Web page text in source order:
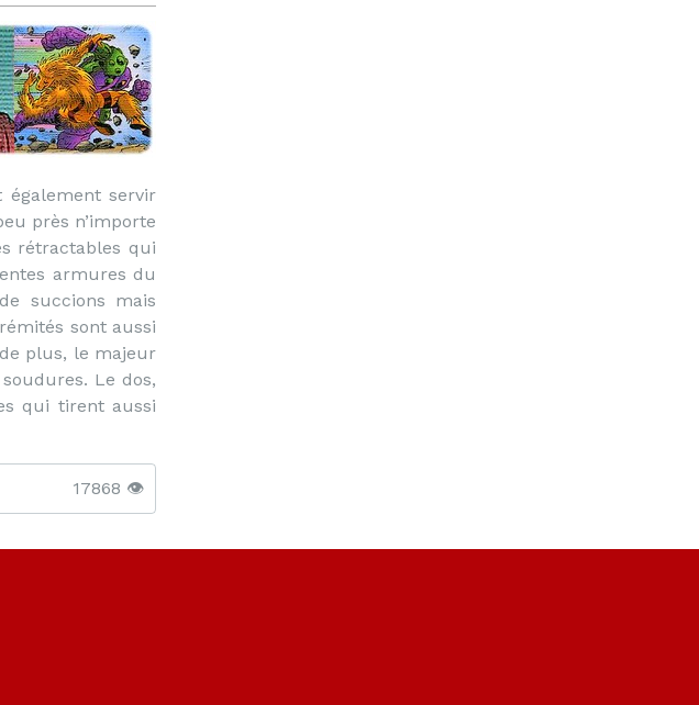
également servir
près n’importe
rétractables qui
armures du
succions mais
sont aussi
plus, le majeur
Le dos,
qui tirent aussi
17868 👁️